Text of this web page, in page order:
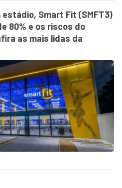
Smart Fit (SMFT3)
80% e os riscos do
as mais lidas da